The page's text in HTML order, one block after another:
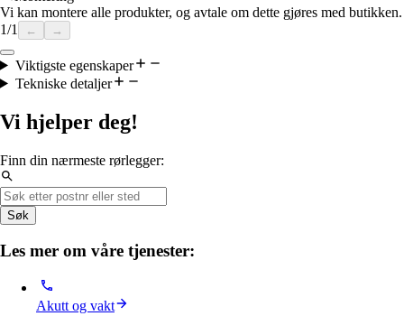
Vi kan montere alle produkter, og avtale om dette gjøres med butikken.
1/1 ← →
Viktigste egenskaper
Tekniske detaljer
Vi hjelper deg!
Finn din nærmeste rørlegger:
Søk
Les mer om våre tjenester:
Akutt og vakt